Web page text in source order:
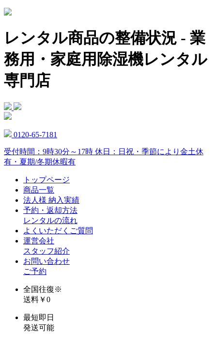
レンタル商品の整備状況 - 業
務用・家庭用除湿機レンタル
専門店
0120-65-7181
受付時間：9時30分～17時 休日：日祝・季節により金土休
有・夏期/冬期休暇有
トップページ
商品一覧
法人様 納入実績
予約・返却方法
レンタルの流れ
よくいただくご質問
運営会社
スタッフ紹介
お問い合わせ
ご予約
全国往復※
送料￥0
最短即日
発送可能